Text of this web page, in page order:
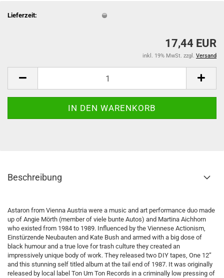
Lieferzeit:
17,44 EUR
inkl. 19% MwSt. zzgl. Versand
Beschreibung
Astaron from Vienna Austria were a music and art performance duo made
up of Angie Mörth (member of viele bunte Autos) and Martina Aichhorn
who existed from 1984 to 1989. Influenced by the Viennese Actionism,
Einstürzende Neubauten and Kate Bush and armed with a big dose of
black humour and a true love for trash culture they created an
impressively unique body of work. They released two DIY tapes, One 12”
and this stunning self titled album at the tail end of 1987. It was originally
released by local label Ton Um Ton Records in a criminally low pressing of